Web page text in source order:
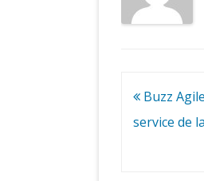
Navigation
de
Buzz
service de